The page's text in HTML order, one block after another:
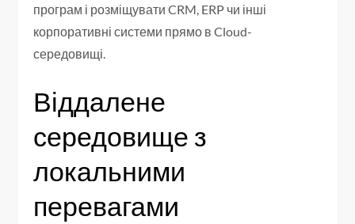
програм і розміщувати CRM, ERP чи інші
корпоративні системи прямо в Cloud-
середовищі.
Віддалене
середовище з
локальними
перевагами